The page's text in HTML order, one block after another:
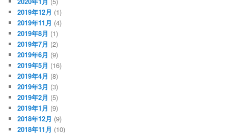
2019年12月 (1)
2019年11月 (4)
2019年8月 (1)
2019年7月 (2)
2019年6月 (9)
2019年5月 (16)
2019年4月 (8)
2019年3月 (3)
2019年2月 (5)
2019年1月 (9)
2018年12月 (9)
2018年11月 (10)